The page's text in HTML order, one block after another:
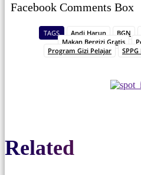
Related
Facebook Comments Box
TAGS Andi Harun BGN
Makan Bergizi Gratis
Program Gizi Pelajar